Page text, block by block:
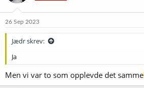
o
e
26 Sep 2023
Jædr skrev:
Ja
Men vi var to som opplevde det samme